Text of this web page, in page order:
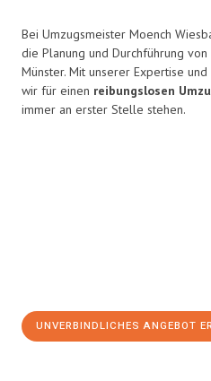
Bei Umzugsmeister Moench
die Planung und Durchführung
Münster. Mit unserer Expertise
wir für einen reibungslosen
immer an erster Stelle stehen.
UNVERBINDLICHES ANGEBOT